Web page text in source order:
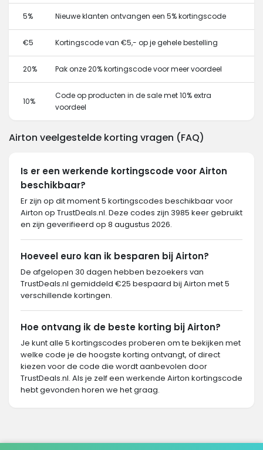
5% Nieuwe klanten ontvangen een 5% kortingscode
€5 Kortingscode van €5,- op je gehele bestelling
20% Pak onze 20% kortingscode voor meer voordeel
10%
Code op producten in de sale met 10% extra
voordeel
Airton veelgestelde korting vragen (FAQ)
Is er een werkende kortingscode voor Airton
beschikbaar?
Er zijn op dit moment 5 kortingscodes beschikbaar voor
Airton op TrustDeals.nl. Deze codes zijn 3985 keer gebruikt
en zijn geverifieerd op 8 augustus 2026.
Hoeveel euro kan ik besparen bij Airton?
De afgelopen 30 dagen hebben bezoekers van
TrustDeals.nl gemiddeld €25 bespaard bij Airton met 5
verschillende kortingen.
Hoe ontvang ik de beste korting bij Airton?
Je kunt alle 5 kortingscodes proberen om te bekijken met
welke code je de hoogste korting ontvangt, of direct
kiezen voor de code die wordt aanbevolen door
TrustDeals.nl. Als je zelf een werkende Airton kortingscode
hebt gevonden horen we het graag.